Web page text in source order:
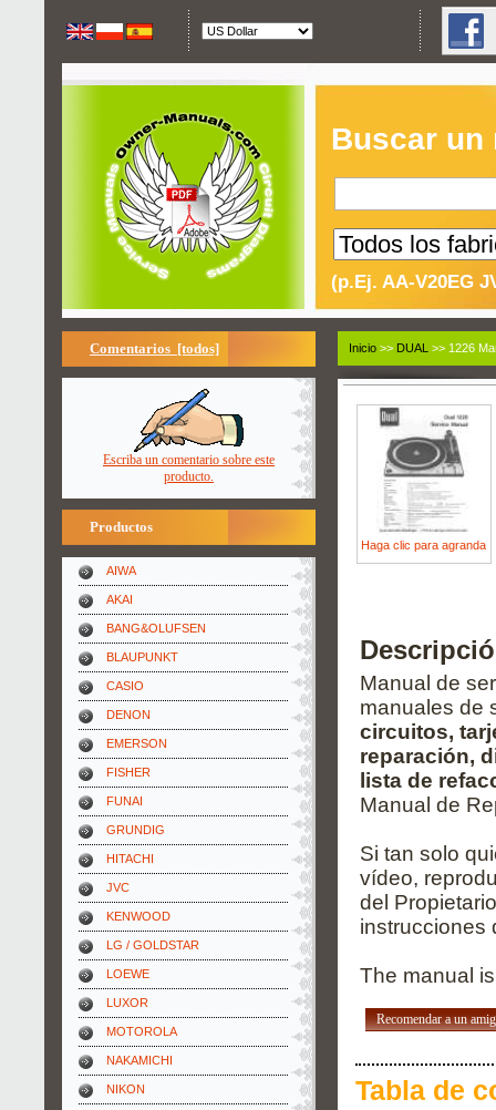
Buscar un
(p.Ej. AA-V20EG
Comentarios [todos]
Escriba un comentario sobre este
producto.
Productos
AIWA
AKAI
BANG&OLUFSEN
BLAUPUNKT
CASIO
DENON
EMERSON
FISHER
FUNAI
GRUNDIG
HITACHI
JVC
KENWOOD
LG / GOLDSTAR
LOEWE
LUXOR
MOTOROLA
NAKAMICHI
NIKON
Inicio >> DUAL >> 1226
Haga clic para agranda
Manual de
manuales de
circuitos,
reparación,
lista de
Manual de
Si tan solo
vídeo,
del
instrucciones
The manual
Recomendar a un
Tabla de